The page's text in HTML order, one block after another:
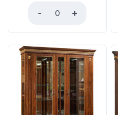
- +